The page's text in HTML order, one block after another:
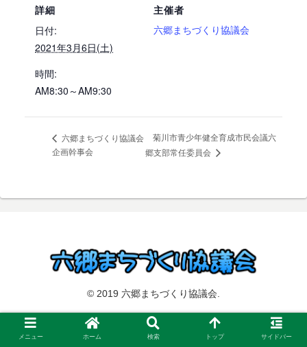
詳細
日付:
2021年3月6日(土)
時間:
AM8:30～AM9:30
主催者
六郷まちづくり協議会
六郷まちづくり協議会
企画幹事会
菊川市青少年健全育成市民会議六
郷支部常任委員会
© 2019 六郷まちづくり協議会.
メニュー ホーム 検索 トップ サイドバー